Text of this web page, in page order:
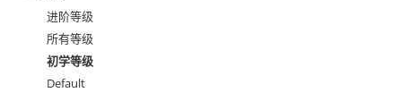
进阶等级
所有等级
初学等级
Default